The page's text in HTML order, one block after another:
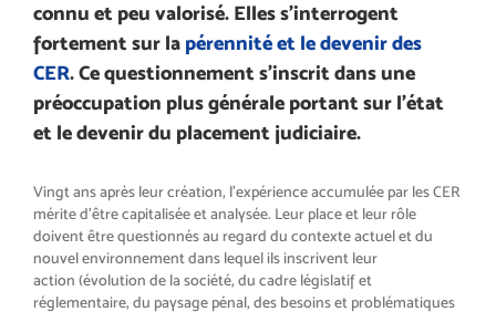
connu et peu valorisé. Elles s’interrogent
fortement sur la pérennité et le devenir des
CER. Ce questionnement s’inscrit dans une
préoccupation plus générale portant sur l’état
et le devenir du placement judiciaire.
Vingt ans après leur création, l’expérience accumulée par les CER
mérite d’être capitalisée et analysée. Leur place et leur rôle
doivent être questionnés au regard du contexte actuel et du
nouvel environnement dans lequel ils inscrivent leur
action (évolution de la société, du cadre législatif et
réglementaire, du paysage pénal, des besoins et problématiques